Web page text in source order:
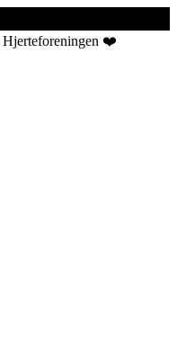
Hjerteforeningen ❤️